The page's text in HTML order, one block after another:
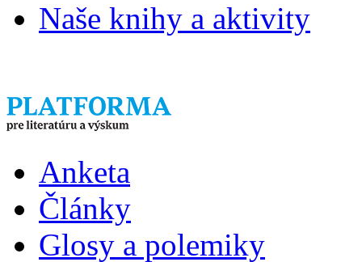
Naše knihy a aktivity
PlavAnketa
Články
Glosy a polemiky